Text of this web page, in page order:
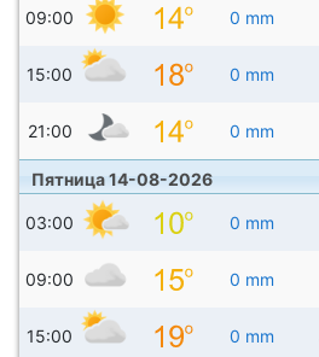
09:00 0 mm
15:00 0 mm
21:00 0 mm
Пятница 14-08-2026
03:00 0 mm
09:00 0 mm
15:00 0 mm